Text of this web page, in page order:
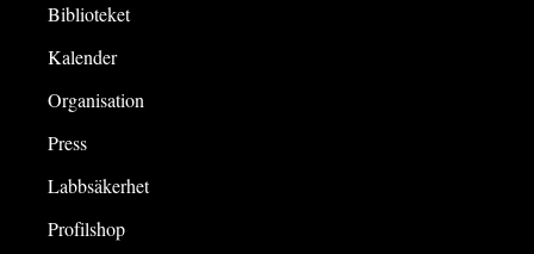
Biblioteket
Kalender
Organisation
Press
Labbsäkerhet
Profilshop